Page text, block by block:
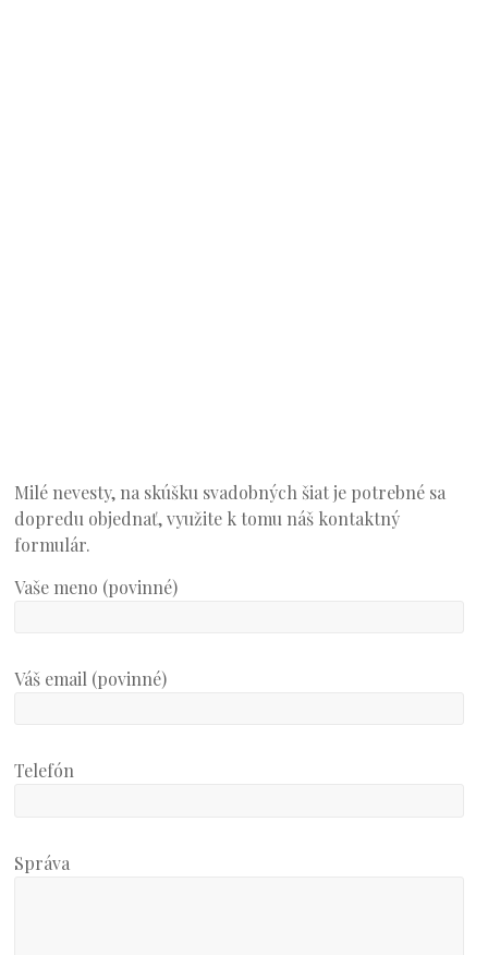
Milé nevesty, na skúšku svadobných šiat je potrebné sa
dopredu objednať, využite k tomu náš kontaktný
formulár.
Vaše meno (povinné)
Váš email (povinné)
Telefón
Správa